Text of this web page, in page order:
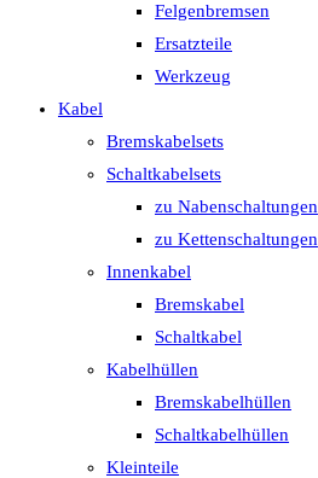
Felgenbremsen
Ersatzteile
Werkzeug
Kabel
Bremskabelsets
Schaltkabelsets
zu Nabenschaltungen
zu Kettenschaltungen
Innenkabel
Bremskabel
Schaltkabel
Kabelhüllen
Bremskabelhüllen
Schaltkabelhüllen
Kleinteile